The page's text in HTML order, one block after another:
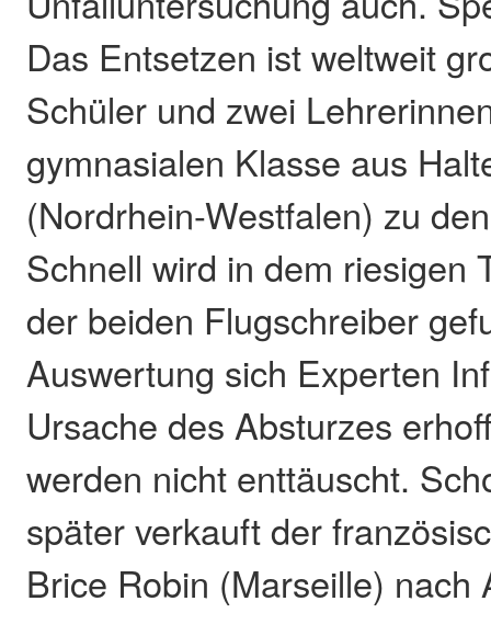
Das Entsetzen ist weltweit
Schüler und zwei
gymnasialen Klasse aus
(Nordrhein-Westfalen) zu
Schnell wird in dem riesigen
der beiden Flugschreiber
Auswertung sich Experten
Ursache des Absturzes
werden nicht enttäuscht.
später verkauft der
Brice Robin (Marseille) nach